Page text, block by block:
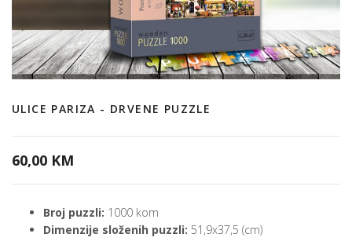
ULICE PARIZA - DRVENE PUZZLE
60,00 KM
Broj puzzli: 1000 kom
Dimenzije složenih puzzli: 51,9x37,5 (cm)